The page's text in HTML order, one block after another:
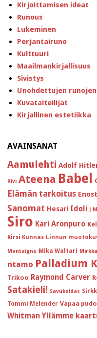
Kirjoittamisen ideat
Runous
Lukeminen
Perjantairuno
Kulttuuri
Maailmankirjallisuus
Sivistys
Unohdettujen
Kuvataiteilijat
Kirjallinen estetiikka
AVAINSANAT
Aamulehti Adolf
Kivi Ateena Babel
Elämän tarkoitus
Sanomat Hesari Idoli
Siro Kari Aronpuro
Kirsi Kunnas Linnun
Montaigne Mika Waltari
ntamo Palladium
Trikoo Raymond Carver
Satakieli! Savukeidas
Tommi Melender Vapaa
Whitman Yllämme